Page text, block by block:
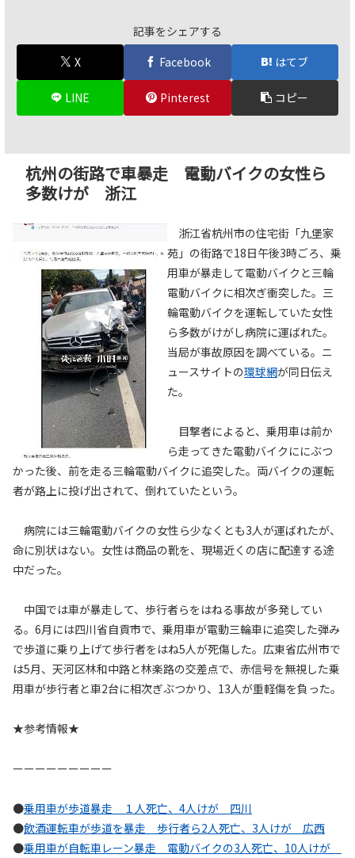
記事をシェアする
X
Facebook はてブ
LINE Pinterest コピー
杭州の街路で車暴走 電動バイクの女性ら
多数けが 浙江
浙江省杭州市の住宅街「九堡家
苑」の街路で18日午後3時ごろ、乗
用車が暴走して電動バイクと三輪
電動バイクに相次ぎ衝突した。三
輪電動バイクを運転していた女性
ら多数がけがし病院に運ばれた。
当局が事故原因を調べている。ニ
ュースサイトの環球網が同日伝え
た。
目撃者によると、乗用車は前か
ら走ってきた電動バイクににぶつ
かった後、前を走る三輪電動バイクに追突した。両バイクの運転
者が路上に投げ出されて、倒れていたという。
病院には三輪電動バイクの女性ら少なくとも3人が運ばれたが、
命に別状はない。女性は商品の靴を、現場近くの店に配達する途
中だった。
中国では車が暴走して、歩行者らをはねる事故が多発してい
る。6月には四川省自貢市で、乗用車が電動三輪車に追突した弾み
で歩道に乗り上げて歩行者をはね5人が死傷した。広東省広州市で
は5月、天河区林和中路と林楽路の交差点で、赤信号を無視した乗
用車が歩行者と車2台に相次ぎぶつかり、13人が重軽傷を負った。
★参考情報★
ーーーーーーーーー
●乗用車が歩道暴走 １人死亡、4人けが 四川
●飲酒運転車が歩道を暴走 歩行者ら2人死亡、3人けが 広西
●乗用車が自転車レーン暴走 電動バイクの3人死亡、10人けが